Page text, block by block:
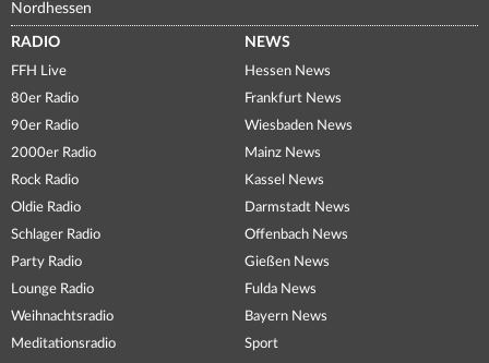
Nordhessen
RADIO
FFH Live
80er Radio
90er Radio
2000er Radio
Rock Radio
Oldie Radio
Schlager Radio
Party Radio
Lounge Radio
Weihnachtsradio
Meditationsradio
NEWS
Hessen News
Frankfurt News
Wiesbaden News
Mainz News
Kassel News
Darmstadt News
Offenbach News
Gießen News
Fulda News
Bayern News
Sport